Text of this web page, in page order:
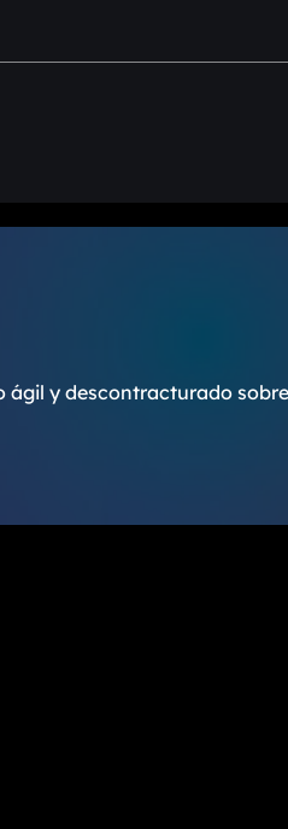
ágil y descontracturado